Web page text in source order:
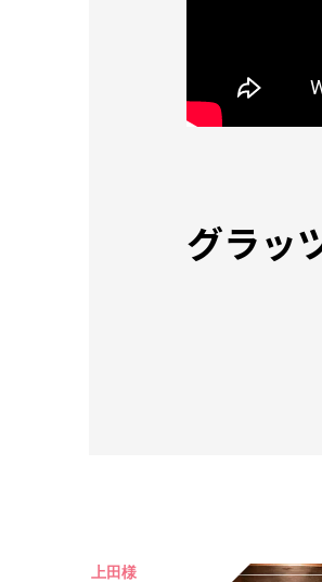
グラッ
上田様